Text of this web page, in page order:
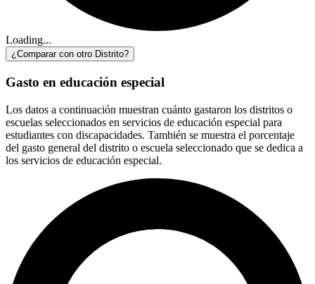
Loading...
¿Comparar con otro Distrito?
Gasto en educación especial
Los datos a continuación muestran cuánto gastaron los distritos o
escuelas seleccionados en servicios de educación especial para
estudiantes con discapacidades. También se muestra el porcentaje
del gasto general del distrito o escuela seleccionado que se dedica a
los servicios de educación especial.